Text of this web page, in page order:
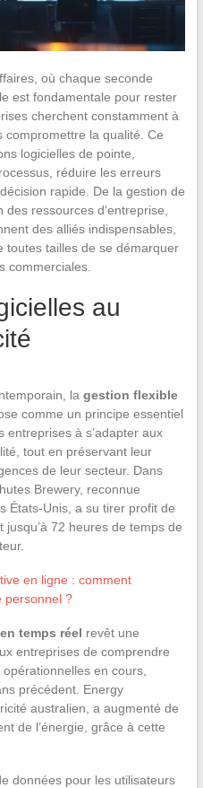
où chaque seconde
est fondamentale pour rester
cherchent constamment à
compromettre la qualité. Ce
logicielles de pointe,
réduire les erreurs
rapide. De la gestion de
ressources d’entreprise,
des alliés indispensables,
toutes tailles de se démarquer
commerciales.
au
la gestion flexible
comme un principe essentiel
entreprises à s’adapter aux
tout en préservant leur
de leur secteur. Dans
Brewery, reconnue
États-Unis, a su tirer profit de
jusqu’à 72 heures de temps de
en ligne : comment
personnel ?
temps réel revêt une
entreprises de comprendre
en cours,
précédent. Energy
australien, a augmenté de
de l’énergie, grâce à cette
données pour les utilisateurs